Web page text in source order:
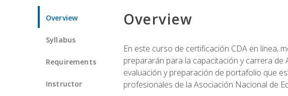
Overview
Syllabus
Requirements
Instructor
Overview
En este curso de certificación CDA en línea,
prepararán para la capacitación y carrera
evaluación y preparación de portafolio que
profesionales de la Asociación Nacional de